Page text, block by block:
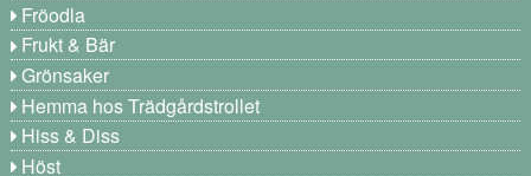
Fröodla
Frukt & Bär
Grönsaker
Hemma hos Trädgårdstrollet
Hiss & Diss
Höst